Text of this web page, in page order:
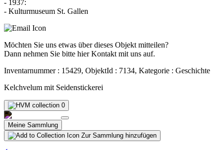
- 1937:
- Kulturmuseum St. Gallen
Möchten Sie uns etwas über dieses Objekt mitteilen?
Dann nehmen Sie bitte hier Kontakt mit uns auf.
Inventarnummer : 15429, ObjektId : 7134, Kategorie : Geschichte
Kelchvelum mit Seidenstickerei
0
Meine Sammlung
Zur Sammlung hinzufügen